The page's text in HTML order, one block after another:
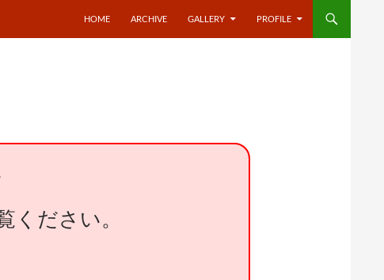
HOME ARCHIVE GALLERY PROFILE
ください。